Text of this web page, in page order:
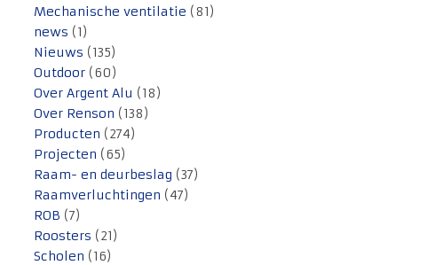
Mechanische ventilatie (81)
news (1)
Nieuws (135)
Outdoor (60)
Over Argent Alu (18)
Over Renson (138)
Producten (274)
Projecten (65)
Raam- en deurbeslag (37)
Raamverluchtingen (47)
ROB (7)
Roosters (21)
Scholen (16)